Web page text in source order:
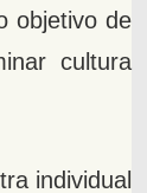
objetivo de
cultura
individual